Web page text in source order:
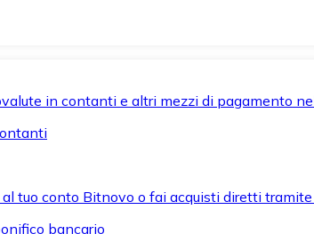
in contanti e altri mezzi di pagamento
tuo conto Bitnovo o fai acquisti diretti
bancario